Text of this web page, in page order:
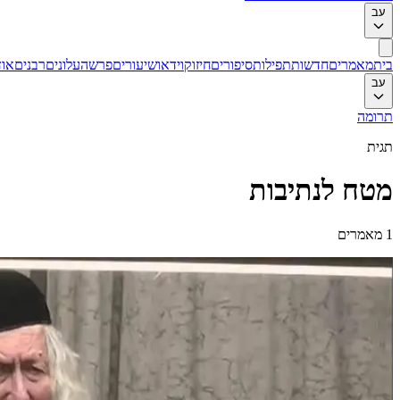
עב
ביתמאמריםחדשותתפילותסיפוריםחיזוקוידאושיעוריםפרשהעלוניםרבנים
עב
תרומה
תגית
מטח לנתיבות
1 מאמרים